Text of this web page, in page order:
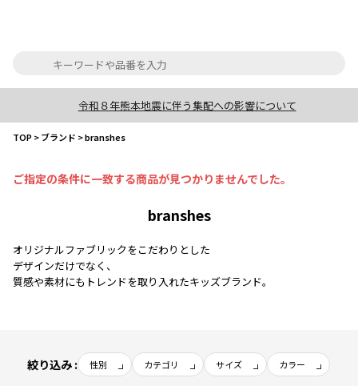
令和８年熊本地震に伴う集配への影響について
TOP>ブランド >branshes
ご指定の条件に一致する商品が見つかりませんでした。
branshes
オリジナルファブリックをこだわりとした
デザインだけでなく、
質感や素材にもトレンドを取り入れたキッズブランド。
絞り込み : 性別 カテゴリ サイズ カラー